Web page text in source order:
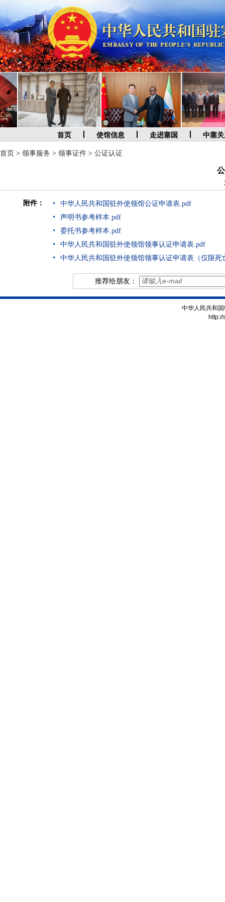
首页 使馆信息 走进塞国 中塞
首页 > 领事服务 > 领事证件 > 公证认证
附件：
中华人民共和国驻外使领馆公证申请表.pdf
声明书参考样本.pdf
委托书参考样本.pdf
中华人民共和国驻外使领馆领事认证申请表.pdf
中华人民共和国驻外使领馆领事认证申请表（仅限死
推荐给朋友：
中华人民共和